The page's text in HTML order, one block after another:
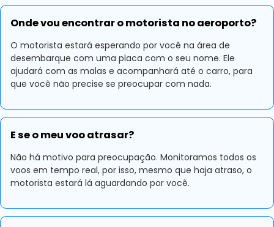
Onde vou encontrar o motorista no aeroporto?
O motorista estará esperando por você na área de
desembarque com uma placa com o seu nome. Ele
ajudará com as malas e acompanhará até o carro, para
que você não precise se preocupar com nada.
E se o meu voo atrasar?
Não há motivo para preocupação. Monitoramos todos os
voos em tempo real, por isso, mesmo que haja atraso, o
motorista estará lá aguardando por você.